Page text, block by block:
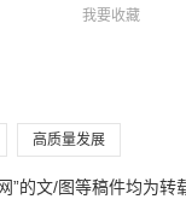
我要收藏
高质量发展
”的文/图等稿件均为